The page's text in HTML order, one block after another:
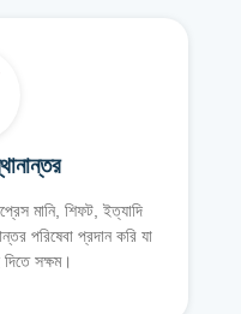
মানি, শিফট, ইত্যাদি
পরিষেবা প্রদান করি যা
সক্ষম।